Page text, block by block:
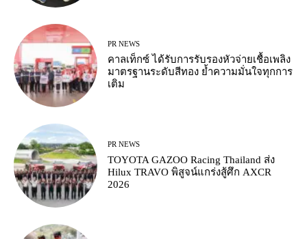
PR NEWS
คาลเท็กซ์ ได้รับการรับรองหัวจ่ายเชื้อเพลิง
มาตรฐานระดับสีทอง ย้ำความมั่นใจทุกการ
เติม
PR NEWS
TOYOTA GAZOO Racing Thailand ส่ง
Hilux TRAVO พิสูจน์แกร่งสู้ศึก AXCR
2026